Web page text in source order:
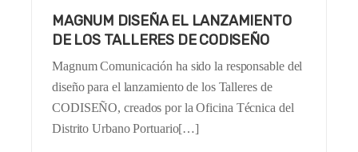
MAGNUM DISEÑA EL LANZAMIENTO
DE LOS TALLERES DE CODISEÑO
Magnum Comunicación ha sido la responsable del
diseño para el lanzamiento de los Talleres de
CODISEÑO, creados por la Oficina Técnica del
Distrito Urbano Portuario[…]